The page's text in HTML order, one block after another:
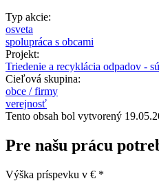
Typ akcie:
osveta
spolupráca s obcami
Projekt:
Triedenie a recyklácia odpadov -
Cieľová skupina:
obce / firmy
verejnosť
Tento obsah bol vytvorený
Pre našu prácu
Výška príspevku v € *